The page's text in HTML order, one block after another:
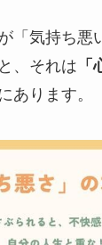
「気持ち悪
、それは
あります。